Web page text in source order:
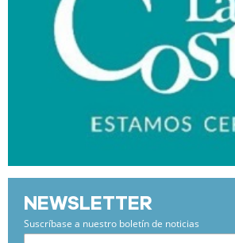
NEWSLETTER
Suscríbase a nuestro boletín de noticias